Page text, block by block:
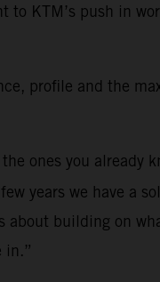
KTM’s push in
profile and the
ones you already
years we have a
about building on
in.”